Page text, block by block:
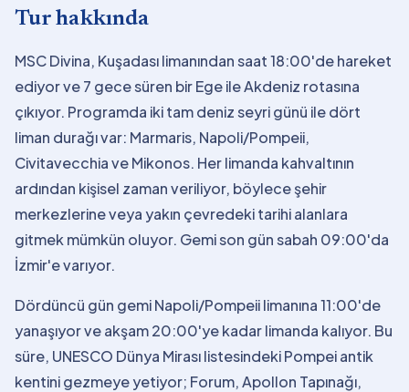
Tur hakkında
MSC Divina, Kuşadası limanından saat 18:00'de hareket
ediyor ve 7 gece süren bir Ege ile Akdeniz rotasına
çıkıyor. Programda iki tam deniz seyri günü ile dört
liman durağı var: Marmaris, Napoli/Pompeii,
Civitavecchia ve Mikonos. Her limanda kahvaltının
ardından kişisel zaman veriliyor, böylece şehir
merkezlerine veya yakın çevredeki tarihi alanlara
gitmek mümkün oluyor. Gemi son gün sabah 09:00'da
İzmir'e varıyor.
Dördüncü gün gemi Napoli/Pompeii limanına 11:00'de
yanaşıyor ve akşam 20:00'ye kadar limanda kalıyor. Bu
süre, UNESCO Dünya Mirası listesindeki Pompei antik
kentini gezmeye yetiyor; Forum, Apollon Tapınağı,